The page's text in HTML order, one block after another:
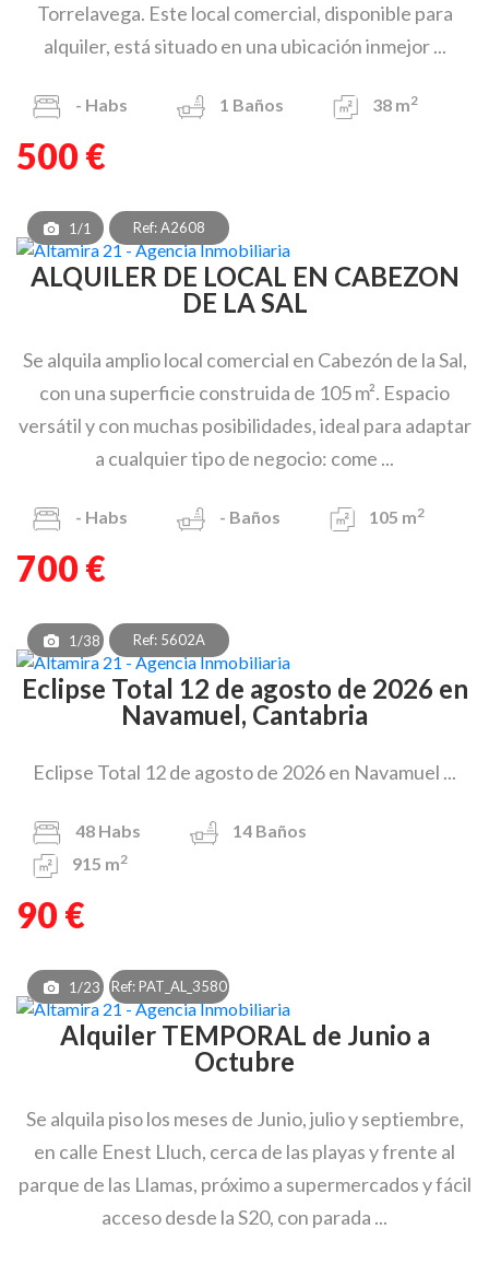
Torrelavega. Este local comercial, disponible para
alquiler, está situado en una ubicación inmejor ...
- Habs 1 Baños 38 m2
500 €
1/1 Ref: A2608
ALQUILER DE LOCAL EN CABEZON
DE LA SAL
Se alquila amplio local comercial en Cabezón de la Sal,
con una superficie construida de 105 m². Espacio
versátil y con muchas posibilidades, ideal para adaptar
a cualquier tipo de negocio: come ...
- Habs - Baños 105 m2
700 €
1/38 Ref: 5602A
Eclipse Total 12 de agosto de 2026 en
Navamuel, Cantabria
Eclipse Total 12 de agosto de 2026 en Navamuel ...
48 Habs 14 Baños
915 m2
90 €
1/23 Ref: PAT_AL_3580
Alquiler TEMPORAL de Junio a
Octubre
Se alquila piso los meses de Junio, julio y septiembre,
en calle Enest Lluch, cerca de las playas y frente al
parque de las Llamas, próximo a supermercados y fácil
acceso desde la S20, con parada ...